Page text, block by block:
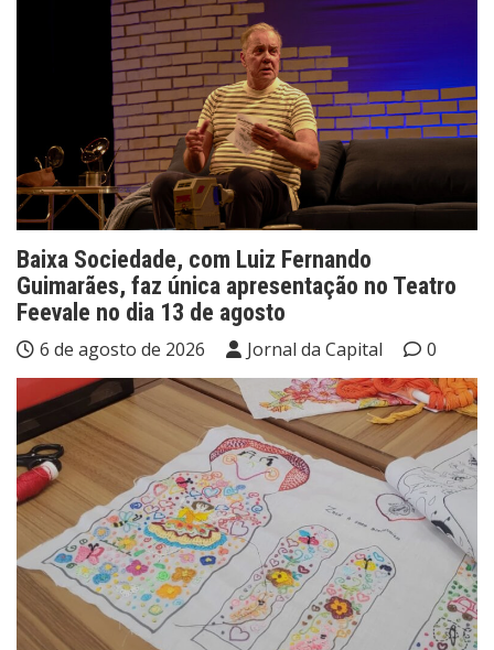
Baixa Sociedade, com Luiz Fernando
Guimarães, faz única apresentação no Teatro
Feevale no dia 13 de agosto
6 de agosto de 2026 Jornal da Capital 0